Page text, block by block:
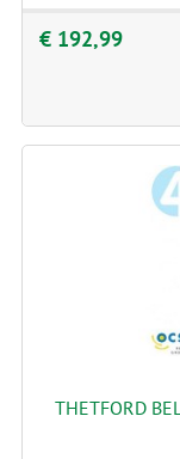
€ 192,99
THETFORD